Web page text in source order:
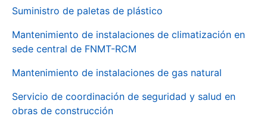
Suministro de paletas de plástico
Mantenimiento de instalaciones de climatización en
sede central de FNMT-RCM
Mantenimiento de instalaciones de gas natural
Servicio de coordinación de seguridad y salud en
obras de construcción